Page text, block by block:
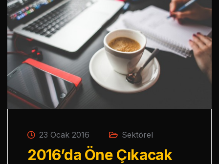
23 Ocak 2016 Sektörel
2016’da Öne Çıkacak